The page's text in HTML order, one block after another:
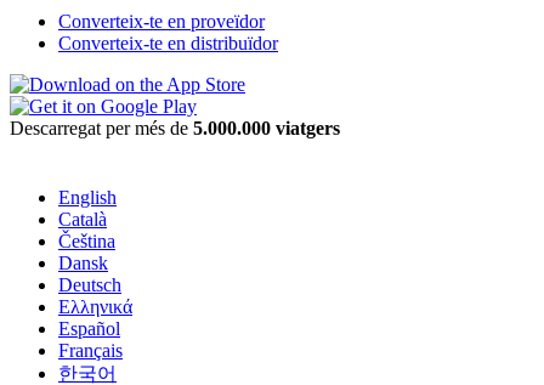
Converteix-te en proveïdor
Converteix-te en distribuïdor
Descarregat per més de 5.000.000 viatgers
English
Català
Čeština
Dansk
Deutsch
Ελληνικά
Español
Français
한국어